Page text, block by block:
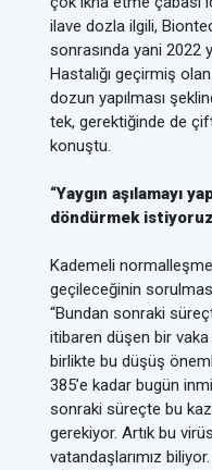
ilave dozla ilgili,
sonrasında yani 2022
Hastalığı geçirmiş
dozun yapılması
tek, gerektiğinde de
konuştu.
“Yaygın aşılamayı
döndürmek
Kademeli
geçileceğinin
“Bundan sonraki
itibaren düşen bir vaka
birlikte bu düşüş
385’e kadar bugün
sonraki süreçte bu
gerekiyor. Artık bu
vatandaşlarımız